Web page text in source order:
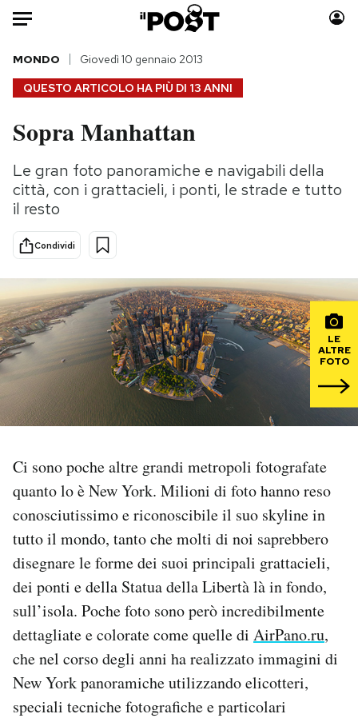
Auto
HOME
Italia
Politica
Tecnologia
Scienza
Economia
Sport
Consumismi
Altrecose
Mondiali calcio 2026
PODCAST
I MIEI PREFERITI
SHOP
CALENDARIO
AREA PERSONALE
Area Personale
Newsletter
QUESTO ARTICOLO HA PIÙ DI 13 ANNI
MONDO Giovedì 10 gennaio 2013
Sopra Manhattan
Le gran foto panoramiche e navigabili della
città, con i grattacieli, i ponti, le strade e tutto
il resto
Condividi
LE
ALTRE
FOTO
Ci sono poche altre grandi metropoli fotografate
quanto lo è New York. Milioni di foto hanno reso
conosciutissimo e riconoscibile il suo skyline in
tutto il mondo, tanto che molti di noi saprebbero
disegnare le forme dei suoi principali grattacieli,
dei ponti e della Statua della Libertà là in fondo,
sull’isola. Poche foto sono però incredibilmente
dettagliate e colorate come quelle di AirPano.ru,
che nel corso degli anni ha realizzato immagini di
New York panoramiche utilizzando elicotteri,
speciali tecniche fotografiche e particolari